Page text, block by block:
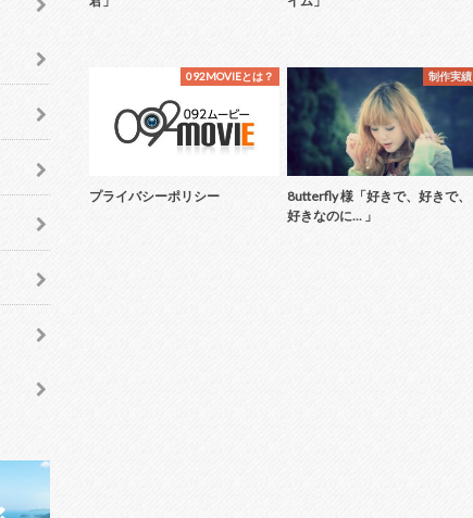
092MOVIEとは？
プライバシーポリシー
制作実績
8utterfly 様「好きで、好きで、
好きなのに... 」